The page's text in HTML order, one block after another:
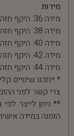
מידות
מידה 36: היקף חזה- 90 ס"מ, היקף מותן- 68 ס"מ
מידה 38: היקף חזה- 94 ס"מ, היקף מותן- 72 ס"מ
מידה 40: היקף חזה- 98 ס"מ, היקף מותן- 76 ס"מ
מידה 42: היקף חזה- 102 ס"מ, היקף מותן- 80 ס"מ
מידה 44: היקף חזה- 106 ס"מ, היקף מותן- 84 ס"מ
* ייתכנו שינויים
צרי קשר לפני
** ניתן לייצר
הזמנה במידה